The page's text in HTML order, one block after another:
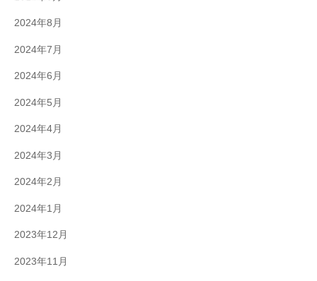
2024年8月
2024年7月
2024年6月
2024年5月
2024年4月
2024年3月
2024年2月
2024年1月
2023年12月
2023年11月